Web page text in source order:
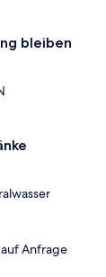
bleiben
Anfrage